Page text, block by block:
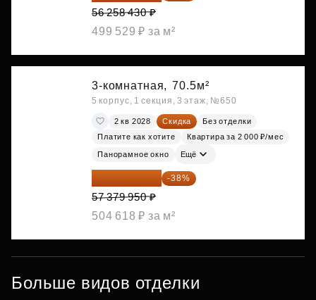
56 258 430 ₽
499 529 ₽ за м²
3-комнатная, 70.5м²
5 корпус, 1 секция, 3 этаж, №650
2 кв 2028 Скидка
Без отделки
Платите как хотите
Квартира за 2 000 ₽/мес
Панорамное окно Ещё
35 575 569 ₽ -38%
57 379 950 ₽
504 618 ₽ за м²
Больше видов отделки